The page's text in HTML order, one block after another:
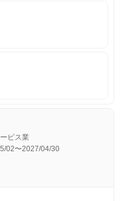
ビス業
02〜2027/04/30